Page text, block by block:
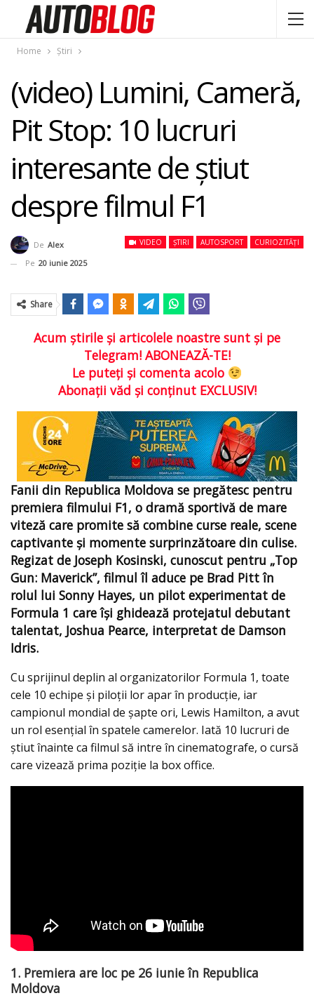
Home Știri
(video) Lumini, Cameră,
Pit Stop: 10 lucruri
interesante de știut
despre filmul F1
VIDEO ȘTIRI AUTOSPORT CURIOZITĂȚI
De Alex
Pe 20 iunie 2025
Share
Acum ştirile şi articolele noastre sunt şi pe
Telegram! ABONEAZĂ-TE!
Le puteţi şi comenta acolo
Abonaţii văd şi conţinut EXCLUSIV!
Fanii din Republica Moldova se pregătesc pentru
premiera filmului F1, o dramă sportivă de mare
viteză care promite să combine curse reale, scene
captivante și momente surprinzătoare din culise.
Regizat de Joseph Kosinski, cunoscut pentru „Top
Gun: Maverick”, filmul îl aduce pe Brad Pitt în
rolul lui Sonny Hayes, un pilot experimentat de
Formula 1 care își ghidează protejatul debutant
talentat, Joshua Pearce, interpretat de Damson
Idris.
Cu sprijinul deplin al organizatorilor Formula 1, toate
cele 10 echipe și piloții lor apar în producție, iar
campionul mondial de șapte ori, Lewis Hamilton, a avut
un rol esențial în spatele camerelor. Iată 10 lucruri de
știut înainte ca filmul să intre în cinematografe, o cursă
care vizează prima poziție la box office.
1. Premiera are loc pe 26 iunie în Republica
Moldova